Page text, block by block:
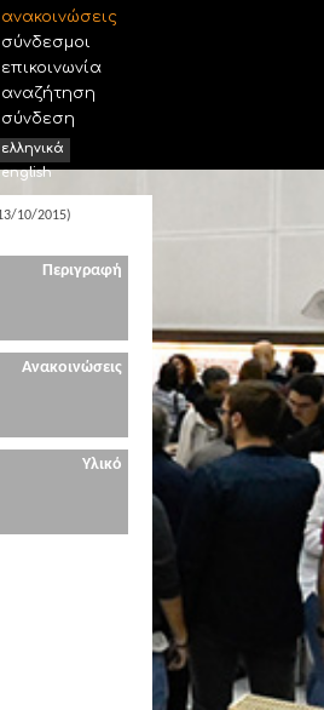
ανακοινώσεις
σύνδεσμοι
επικοινωνία
αναζήτηση
σύνδεση
ελληνικά
english
10/2015)
Περιγραφή
Ανακοινώσεις
Υλικό